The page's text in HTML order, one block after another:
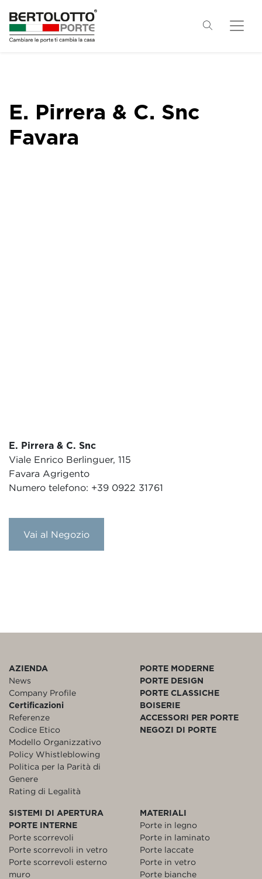
E. Pirrera & C. Snc
Favara
E. Pirrera & C. Snc
Viale Enrico Berlinguer, 115
Favara Agrigento
Numero telefono: +39 0922 31761
Vai al Negozio
AZIENDA
News
Company Profile
Certificazioni
Referenze
Codice Etico
Modello Organizzativo
Policy Whistleblowing
Politica per la Parità di
Genere
Rating di Legalità
PORTE MODERNE
PORTE DESIGN
PORTE CLASSICHE
BOISERIE
ACCESSORI PER PORTE
NEGOZI DI PORTE
SISTEMI DI APERTURA
PORTE INTERNE
Porte scorrevoli
Porte scorrevoli in vetro
Porte scorrevoli esterno
muro
MATERIALI
Porte in legno
Porte in laminato
Porte laccate
Porte in vetro
Porte bianche